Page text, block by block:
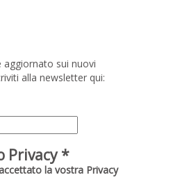
aggiornato sui nuovi
alla newsletter qui:
Privacy*
la vostra Privacy